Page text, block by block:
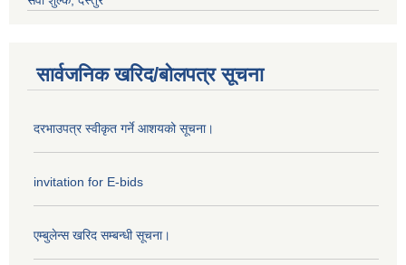
सार्वजनिक खरिद/बोलपत्र सूचना
दरभाउपत्र स्वीकृत गर्ने आशयको सूचना।
invitation for E-bids
एम्बुलेन्स खरिद सम्बन्धी सूचना।